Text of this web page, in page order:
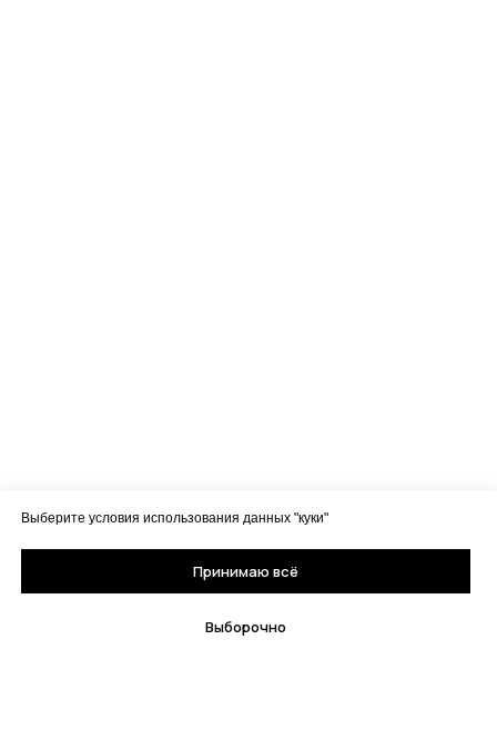
Выберите условия использования данных "куки"
Принимаю всё
Выборочно